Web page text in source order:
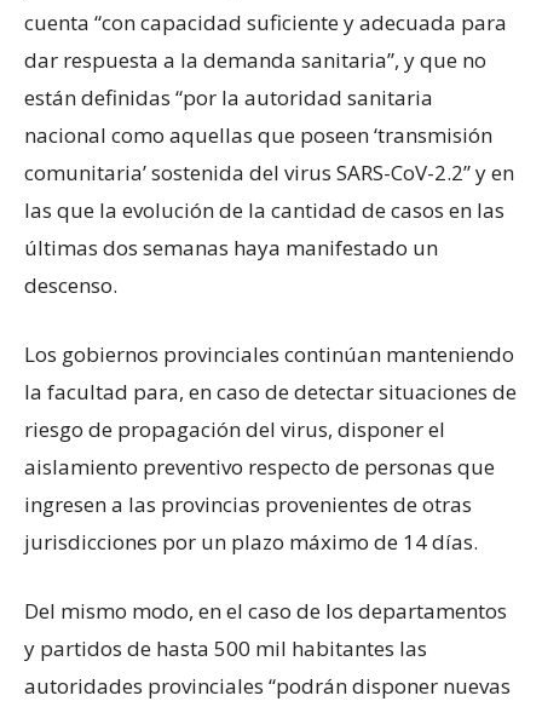
cuenta “con capacidad suficiente y adecuada para
dar respuesta a la demanda sanitaria”, y que no
están definidas “por la autoridad sanitaria
nacional como aquellas que poseen ‘transmisión
comunitaria’ sostenida del virus SARS-CoV-2.2” y en
las que la evolución de la cantidad de casos en las
últimas dos semanas haya manifestado un
descenso.
Los gobiernos provinciales continúan manteniendo
la facultad para, en caso de detectar situaciones de
riesgo de propagación del virus, disponer el
aislamiento preventivo respecto de personas que
ingresen a las provincias provenientes de otras
jurisdicciones por un plazo máximo de 14 días.
Del mismo modo, en el caso de los departamentos
y partidos de hasta 500 mil habitantes las
autoridades provinciales “podrán disponer nuevas